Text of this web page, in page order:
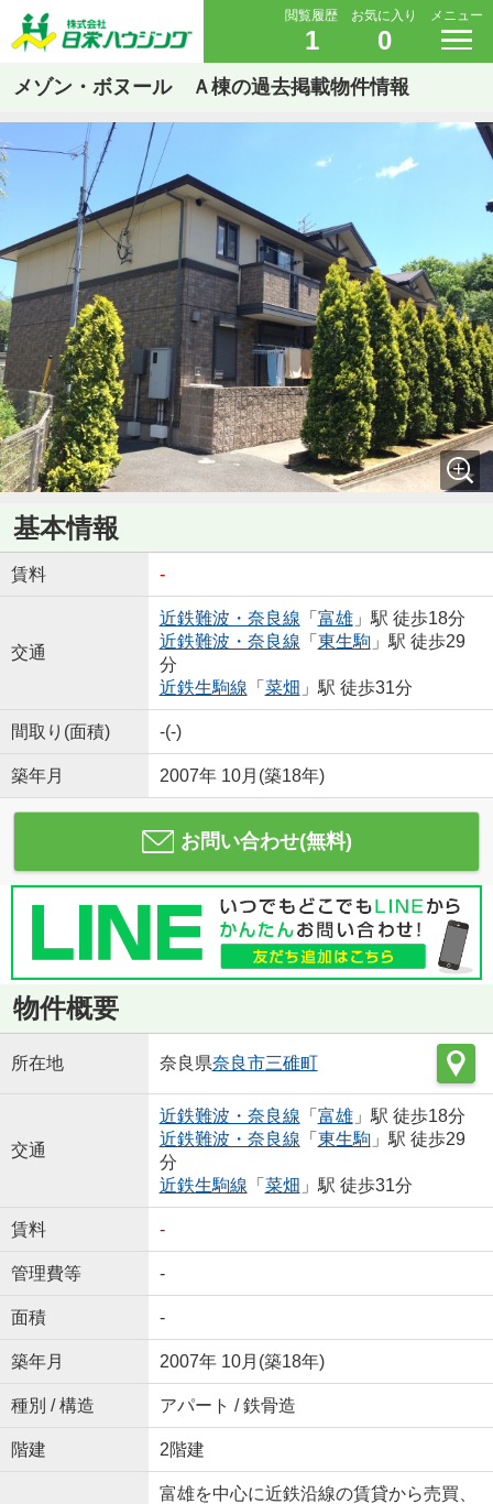
閲覧履歴
1
お気に入り
0
メニュー
メゾン・ボヌール Ａ棟の過去掲載物件情報
基本情報
賃料 -
交通
近鉄難波・奈良線 「 富雄」駅 徒歩18分
近鉄難波・奈良線 「 東生駒」駅 徒歩29
分
近鉄生駒線 「 菜畑 」駅 徒歩31分
間取り(面積) -(-)
築年月 2007年 10月(築18年)
お問い合わせ(無料)
物件概要
所在地 奈良県奈良市三碓町
交通
近鉄難波・奈良線 「 富雄」駅 徒歩18分
近鉄難波・奈良線 「 東生駒」駅 徒歩29
分
近鉄生駒線 「 菜畑 」駅 徒歩31分
賃料 -
管理費等 -
面積 -
築年月 2007年 10月(築18年)
種別 / 構造 アパート / 鉄骨造
階建 2階建
富雄を中心に近鉄沿線の賃貸から売買、